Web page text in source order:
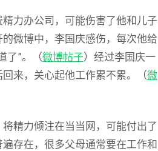
力办公司，可能伤害了他和儿子
微博中，李国庆感伤，每次他给
了”。（微博帖子）经过李国庆一
来，关心起他工作累不累。（微
精力倾注在当当网，可能付出了
存在，很多父母通常要在工作和